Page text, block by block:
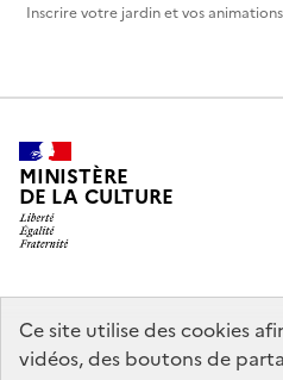
Ce site utilise des cookies
vidéos, des boutons de
Inscrire votre jardin et vos animations
MINISTÈRE
DE LA CULTURE
legifrance.gouv.fr
service-public.gouv.fr